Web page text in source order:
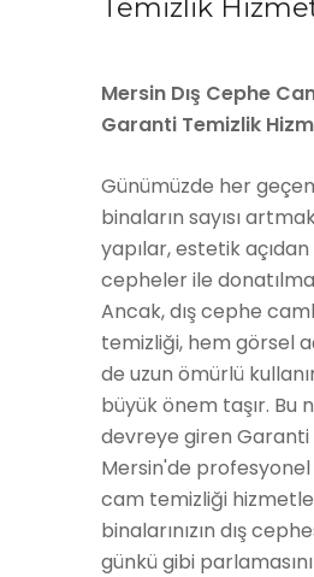
Temizlik
Mersin Dış Cephe
Garanti Temizlik
Günümüzde her
binaların sayısı
yapılar, estetik
cepheler ile
Ancak, dış cephe
temizliği, hem görsel
de uzun ömürlü
büyük önem taşır. Bu
devreye giren Garanti
Mersin'de profesyonel
cam temizliği
binalarınızın dış
günkü gibi